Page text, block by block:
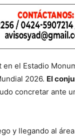
el Estadio
2026. El
concretar ante
y llegando al